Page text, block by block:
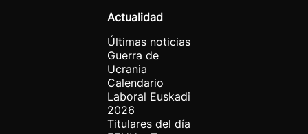
Actualidad
Últimas noticias
Guerra de
Ucrania
Calendario
Laboral Euskadi
2026
Titulares del día